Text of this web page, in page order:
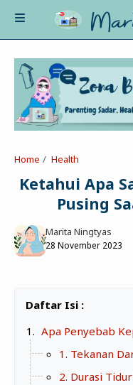
About Me
Contact
Asah-Asih-Asuh
Life Motivation
Profil
Tips
Celotehku
Poe-Fict
Beauty&Fashion
Health
Jalan&Jajan
TeknOto
Soal Uang
Ngobrolin Film
Home Health
Ketahui Apa
Pusing
Marita Ningtyas
28 November 2023
Apa Penyebab
1. Tekanan
2. Durasi